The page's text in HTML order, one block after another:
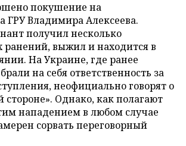
покушение на
ГРУ Владимира Алексеева.
получил несколько
ранений, выжил и находится в
На Украине, где ранее
на себя ответственность за
неофициально говорят о
стороне». Однако, как полагают
нападением в любом случае
сорвать переговорный